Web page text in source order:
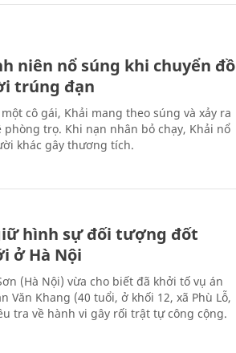
niên nổ súng khi chuyển đồ
trúng đạn
cô gái, Khải mang theo súng và xảy ra
trọ. Khi nạn nhân bỏ chạy, Khải nổ
khác gây thương tích.
hình sự đối tượng đốt
ở Hà Nội
(Hà Nội) vừa cho biết đã khởi tố vụ án
Văn Khang (40 tuổi, ở khối 12, xã Phù Lỗ,
tra về hành vi gây rối trật tự công cộng.